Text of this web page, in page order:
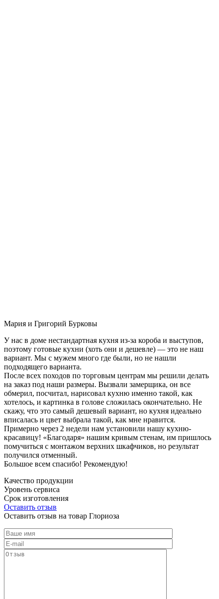
Мария и Григорий Бурковы
У нас в доме нестандартная кухня из-за короба и выступов,
поэтому готовые кухни (хоть они и дешевле) — это не наш
вариант. Мы с мужем много где были, но не нашли
подходящего варианта.
После всех походов по торговым центрам мы решили делать
на заказ под наши размеры. Вызвали замерщика, он все
обмерил, посчитал, нарисовал кухню именно такой, как
хотелось, и картинка в голове сложилась окончательно. Не
скажу, что это самый дешевый вариант, но кухня идеально
вписалась и цвет выбрала такой, как мне нравится.
Примерно через 2 недели нам установили нашу кухню-
красавицу! «Благодаря» нашим кривым стенам, им пришлось
помучиться с монтажом верхних шкафчиков, но результат
получился отменный.
Большое всем спасибо! Рекомендую!
Качество продукции
Уровень сервиса
Срок изготовления
Оставить отзыв
Оставить отзыв на товар Глориоза